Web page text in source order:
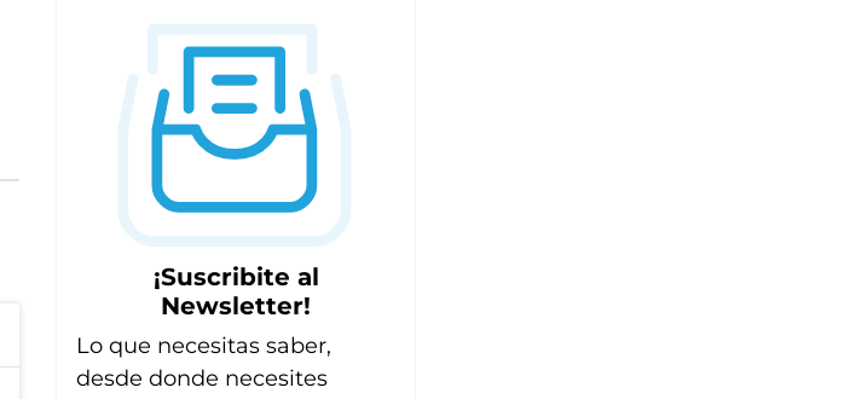
¡Suscribite al
Newsletter!
Lo que necesitas saber,
desde donde necesites